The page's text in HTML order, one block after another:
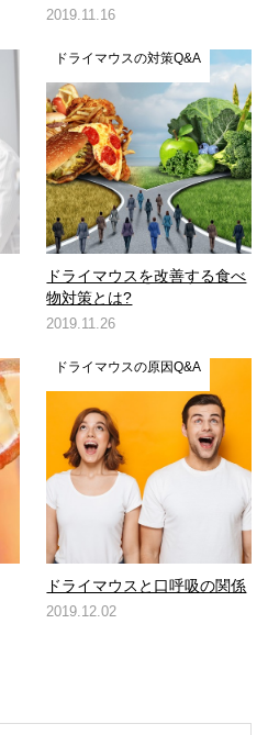
2019.11.16
ドライマウスの対策Q&A
ドライマウスを改善する食べ
物対策とは?
2019.11.26
ドライマウスの原因Q&A
ドライマウスと口呼吸の関係
2019.12.02